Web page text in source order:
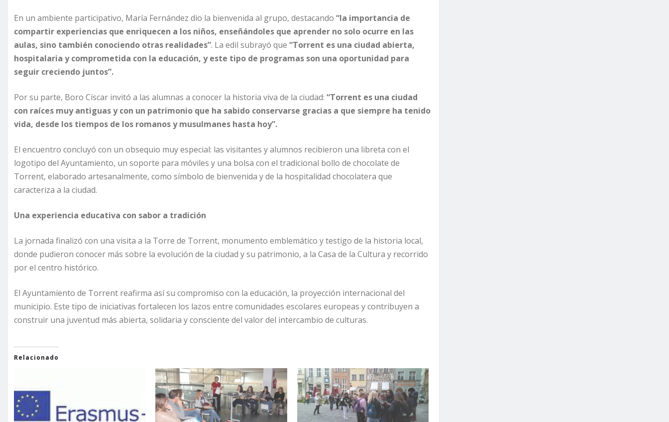
En un ambiente participativo, María Fernández dio la bienvenida al grupo, destacando “la importancia de
compartir experiencias que enriquecen a los niños, enseñándoles que aprender no solo ocurre en las
aulas, sino también conociendo otras realidades”. La edil subrayó que “Torrent es una ciudad abierta,
hospitalaria y comprometida con la educación, y este tipo de programas son una oportunidad para
seguir creciendo juntos”.
Por su parte, Boro Císcar invitó a las alumnas a conocer la historia viva de la ciudad: “Torrent es una ciudad
con raíces muy antiguas y con un patrimonio que ha sabido conservarse gracias a que siempre ha tenido
vida, desde los tiempos de los romanos y musulmanes hasta hoy”.
El encuentro concluyó con un obsequio muy especial: las visitantes y alumnos recibieron una libreta con el
logotipo del Ayuntamiento, un soporte para móviles y una bolsa con el tradicional bollo de chocolate de
Torrent, elaborado artesanalmente, como símbolo de bienvenida y de la hospitalidad chocolatera que
caracteriza a la ciudad.
Una experiencia educativa con sabor a tradición
La jornada finalizó con una visita a la Torre de Torrent, monumento emblemático y testigo de la historia local,
donde pudieron conocer más sobre la evolución de la ciudad y su patrimonio, a la Casa de la Cultura y recorrido
por el centro histórico.
El Ayuntamiento de Torrent reafirma así su compromiso con la educación, la proyección internacional del
municipio. Este tipo de iniciativas fortalecen los lazos entre comunidades escolares europeas y contribuyen a
construir una juventud más abierta, solidaria y consciente del valor del intercambio de culturas.
Relacionado